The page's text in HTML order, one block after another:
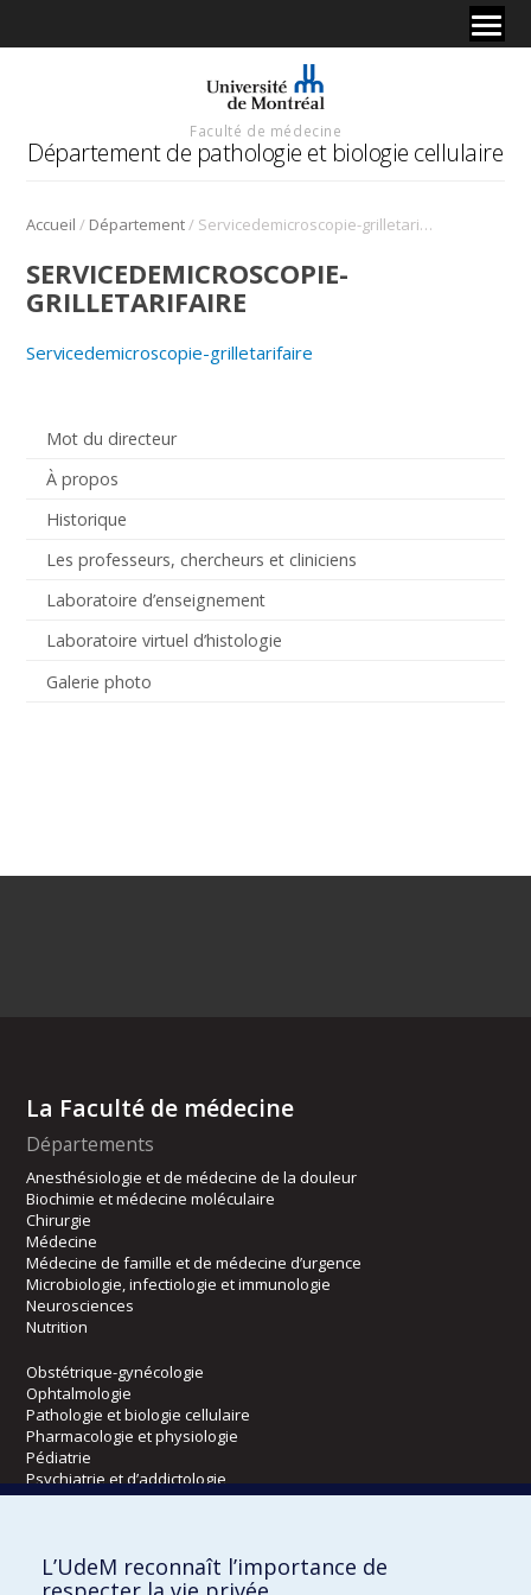
Faculté de médecine
Département de pathologie et biologie cellulaire
Accueil / Département/ Servicedemicroscopie-grilletarifaire
Mot du directeur
À propos
Historique
Les professeurs, chercheurs et cliniciens
Laboratoire d’enseignement
Laboratoire virtuel d’histologie
Galerie photo
SERVICEDEMICROSCOPIE-
GRILLETARIFAIRE
Servicedemicroscopie-grilletarifaire
La Faculté de médecine
Départements
Anesthésiologie et de médecine de la douleur
Biochimie et médecine moléculaire
Chirurgie
Médecine
Médecine de famille et de médecine d’urgence
Microbiologie, infectiologie et immunologie
Neurosciences
Nutrition
Obstétrique-gynécologie
Ophtalmologie
Pathologie et biologie cellulaire
Pharmacologie et physiologie
Pédiatrie
Psychiatrie et d’addictologie
Radiologie, radio-oncologie et médecine nucléaire
Écoles
L’UdeM reconnaît l’importance de